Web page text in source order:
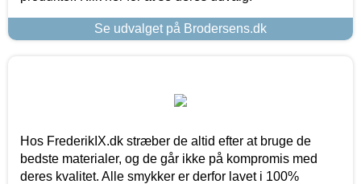
Se udvalget på Brodersens.dk
Hos FrederikIX.dk stræber de altid efter at bruge de
bedste materialer, og de går ikke på kompromis med
deres kvalitet. Alle smykker er derfor lavet i 100%